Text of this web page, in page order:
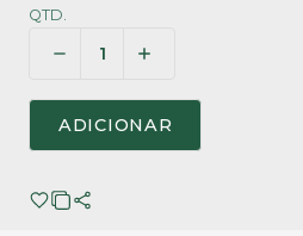
QTD.
ADICIONAR